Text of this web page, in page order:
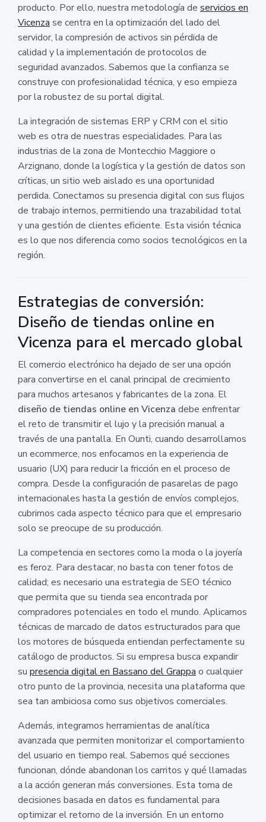
producto. Por ello, nuestra metodología de servicios en
Vicenza se centra en la optimización del lado del
servidor, la compresión de activos sin pérdida de
calidad y la implementación de protocolos de
seguridad avanzados. Sabemos que la confianza se
construye con profesionalidad técnica, y eso empieza
por la robustez de su portal digital.
La integración de sistemas ERP y CRM con el sitio
web es otra de nuestras especialidades. Para las
industrias de la zona de Montecchio Maggiore o
Arzignano, donde la logística y la gestión de datos son
críticas, un sitio web aislado es una oportunidad
perdida. Conectamos su presencia digital con sus flujos
de trabajo internos, permitiendo una trazabilidad total
y una gestión de clientes eficiente. Esta visión técnica
es lo que nos diferencia como socios tecnológicos en la
región.
Estrategias de conversión:
Diseño de tiendas online en
Vicenza para el mercado global
El comercio electrónico ha dejado de ser una opción
para convertirse en el canal principal de crecimiento
para muchos artesanos y fabricantes de la zona. El
diseño de tiendas online en Vicenza debe enfrentar
el reto de transmitir el lujo y la precisión manual a
través de una pantalla. En Ounti, cuando desarrollamos
un ecommerce, nos enfocamos en la experiencia de
usuario (UX) para reducir la fricción en el proceso de
compra. Desde la configuración de pasarelas de pago
internacionales hasta la gestión de envíos complejos,
cubrimos cada aspecto técnico para que el empresario
solo se preocupe de su producción.
La competencia en sectores como la moda o la joyería
es feroz. Para destacar, no basta con tener fotos de
calidad; es necesario una estrategia de SEO técnico
que permita que su tienda sea encontrada por
compradores potenciales en todo el mundo. Aplicamos
técnicas de marcado de datos estructurados para que
los motores de búsqueda entiendan perfectamente su
catálogo de productos. Si su empresa busca expandir
su presencia digital en Bassano del Grappa o cualquier
otro punto de la provincia, necesita una plataforma que
sea tan ambiciosa como sus objetivos comerciales.
Además, integramos herramientas de analítica
avanzada que permiten monitorizar el comportamiento
del usuario en tiempo real. Sabemos qué secciones
funcionan, dónde abandonan los carritos y qué llamadas
a la acción generan más conversiones. Esta toma de
decisiones basada en datos es fundamental para
optimizar el retorno de la inversión. En un entorno